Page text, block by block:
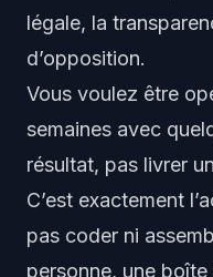
légale, la
d’opposition.
Vous voulez être
semaines avec
résultat, pas livrer
C’est exactement
pas coder ni
personne, une